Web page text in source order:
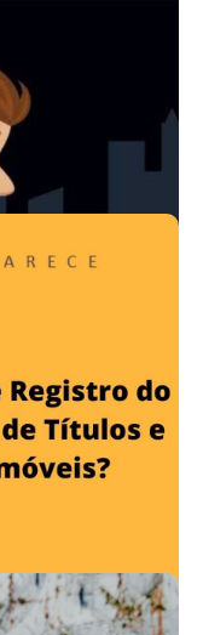
pode
no período
pois o
o tempo
há a